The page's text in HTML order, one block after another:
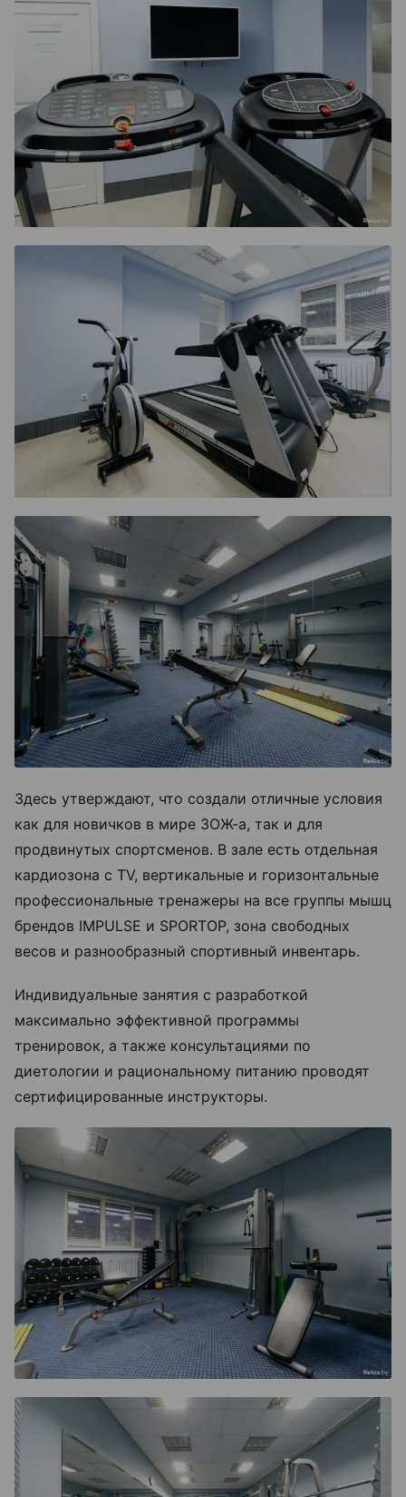
Здесь утверждают, что создали отличные условия
как для новичков в мире ЗОЖ-а, так и для
продвинутых спортсменов. В зале есть отдельная
кардиозона с TV, вертикальные и горизонтальные
профессиональные тренажеры на все группы мышц
брендов IMPULSE и SPORTOP, зона свободных
весов и разнообразный спортивный инвентарь.
Индивидуальные занятия с разработкой
максимально эффективной программы
тренировок, а также консультациями по
диетологии и рациональному питанию проводят
сертифицированные инструкторы.